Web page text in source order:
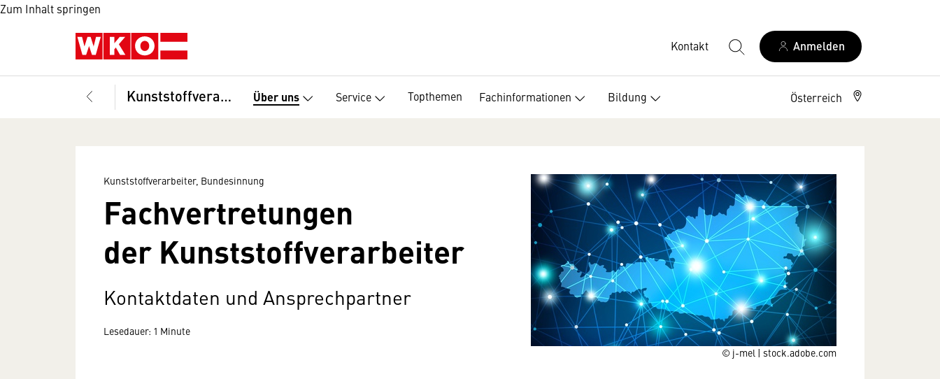
Zum Inhalt springen
Kontakt Anmelden
Kunststoffverarbeiter, Bundesinnung Über uns Service Topthemen Fachinformationen Bildung Österreich
© j-mel | stock.adobe.com
Kunststoffverarbeiter, Bundesinnung
Fachvertretungen
der Kunststoffverarbeiter
Kontaktdaten und Ansprechpartner
Lesedauer: 1 Minute